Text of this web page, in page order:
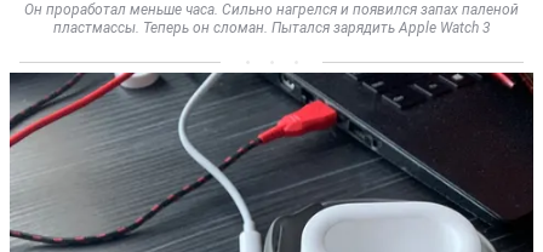
Он проработал меньше часа. Сильно нагрелся и появился запах паленой
пластмассы. Теперь он сломан. Пытался зарядить Apple Watch 3